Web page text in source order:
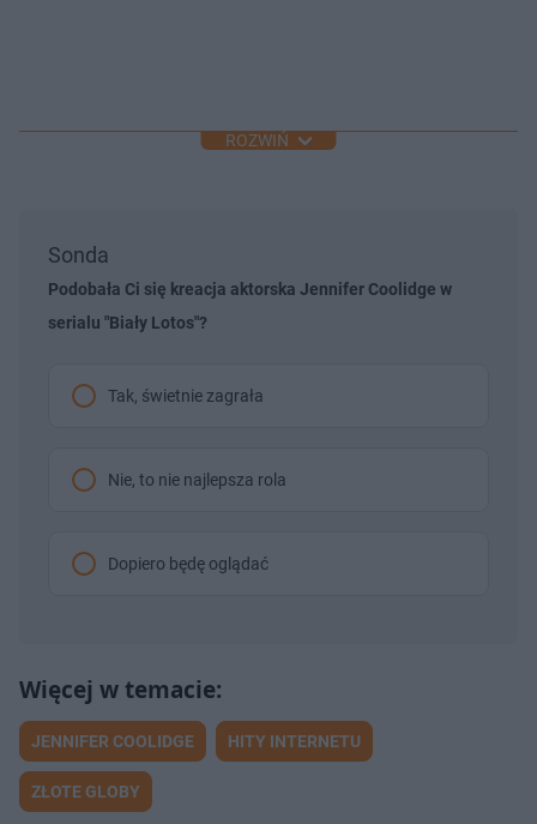
ROZWIŃ
Sonda
Podobała Ci się kreacja aktorska Jennifer Coolidge w
serialu "Biały Lotos"?
Tak, świetnie zagrała
Nie, to nie najlepsza rola
Dopiero będę oglądać
JENNIFER COOLIDGE HITY INTERNETU
ZŁOTE GLOBY